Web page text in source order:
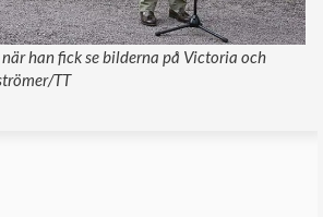
han fick se bilderna på Victoria och
TT